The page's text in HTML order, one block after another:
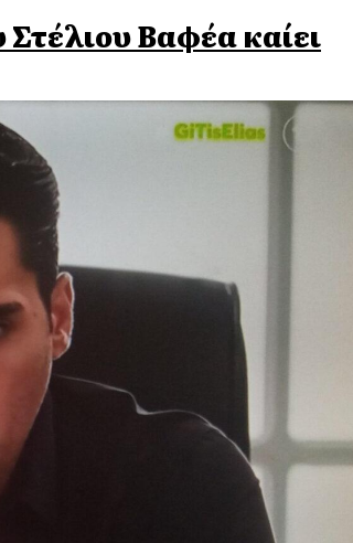
Βαφέα καίει